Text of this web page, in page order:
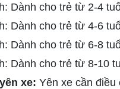
Dành cho trẻ từ 2-4
Dành cho trẻ từ 4-6
Dành cho trẻ từ 6-8
Dành cho trẻ từ 8-10
xe: Yên xe cần điều